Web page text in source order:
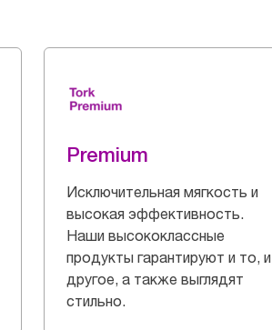
Premium
Исключительная мягкость и
высокая эффективность.
Наши высококлассные
продукты гарантируют и то, и
другое, а также выглядят
стильно.